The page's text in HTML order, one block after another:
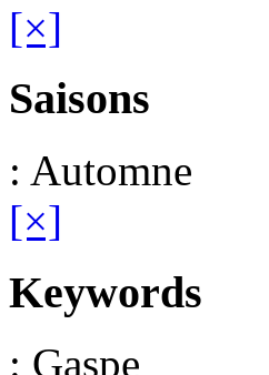
[×]
Saisons
: Automne
[×]
Keywords
: Gaspe